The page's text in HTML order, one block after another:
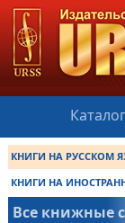
Каталог
КНИГИ НА РУССКОМ
КНИГИ НА
Все книжные